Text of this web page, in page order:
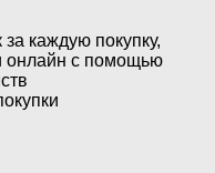
каждую покупку,
онлайн с помощью